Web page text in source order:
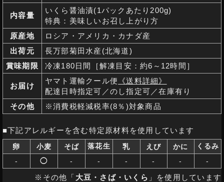
内容量
いくら醤油漬(1パックあたり200g)
特典：美味しいお召し上がり方
原産地
ロシア・アメリカ・カナダ産
出荷元
長万部菊田水産(北海道)
賞味期限
冷凍180日間［解凍目安：約6～12時間］
お届け
ヤマト運輸クール便 《送料詳細》
配達日時指定可／のし指定可／在庫有り
その他
※消費税軽減税率(8％)対象商品
■下記アレルギーを含む特定原材料を使用しています
卵 小麦 そば 落花生 乳 えび かに
くるみ
-
◯ - - - - - -
※その他「 大豆・さば・いくら 」を使用しています